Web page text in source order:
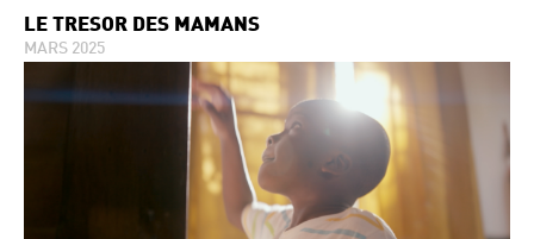
LE TRÉSOR DES MAMANS
MARS 2025